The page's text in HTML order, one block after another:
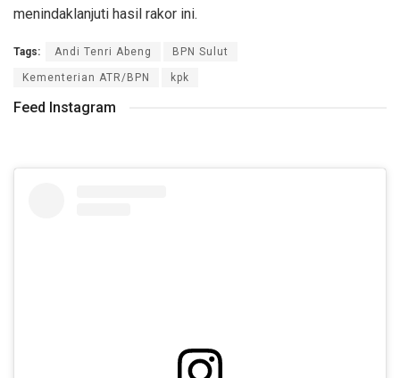
menindaklanjuti hasil rakor ini.
Tags: Andi Tenri Abeng BPN Sulut
Kementerian ATR/BPN kpk
Feed Instagram